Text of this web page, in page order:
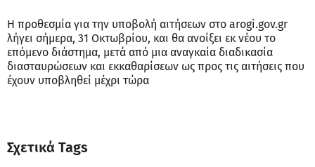
Η προθεσμία για την υποβολή αιτήσεων στο arogi.gov.gr
λήγει σήμερα, 31 Οκτωβρίου, και θα ανοίξει εκ νέου το
επόμενο διάστημα, μετά από μια αναγκαία διαδικασία
διασταυρώσεων και εκκαθαρίσεων ως προς τις αιτήσεις που
έχουν υποβληθεί μέχρι τώρα
Σχετικά Tags